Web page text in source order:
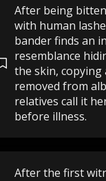
After being
with human
bander finds an
resemblance
the skin, copying
removed from
relatives call it
before illness.
After the first